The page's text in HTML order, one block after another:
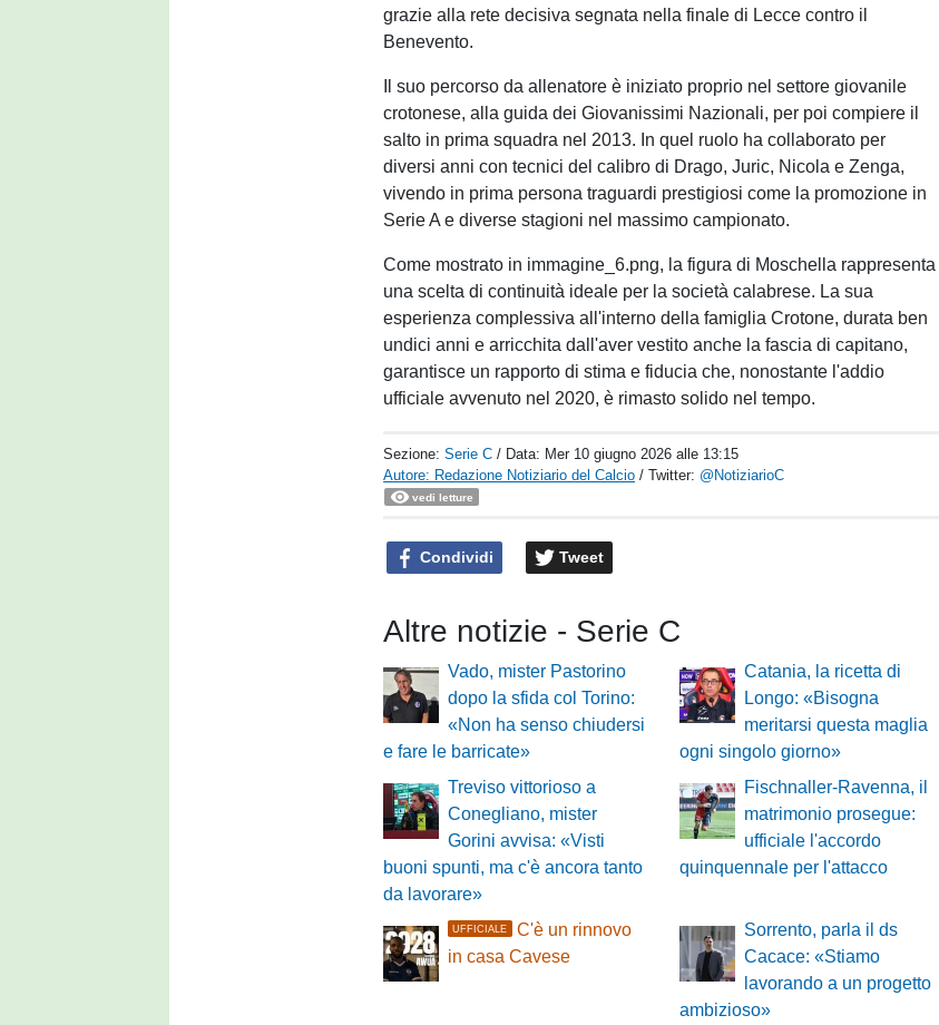
grazie alla rete decisiva segnata nella finale di Lecce contro il
Benevento.
Il suo percorso da allenatore è iniziato proprio nel settore giovanile
crotonese, alla guida dei Giovanissimi Nazionali, per poi compiere il
salto in prima squadra nel 2013. In quel ruolo ha collaborato per
diversi anni con tecnici del calibro di Drago, Juric, Nicola e Zenga,
vivendo in prima persona traguardi prestigiosi come la promozione in
Serie A e diverse stagioni nel massimo campionato.
Come mostrato in immagine_6.png, la figura di Moschella rappresenta
una scelta di continuità ideale per la società calabrese. La sua
esperienza complessiva all'interno della famiglia Crotone, durata ben
undici anni e arricchita dall'aver vestito anche la fascia di capitano,
garantisce un rapporto di stima e fiducia che, nonostante l'addio
ufficiale avvenuto nel 2020, è rimasto solido nel tempo.
Sezione:Serie C / Data: Mer 10 giugno 2026 alle 13:15
Autore: Redazione Notiziario del Calcio / Twitter: @NotiziarioC
vedi letture
Condividi Tweet
Altre notizie - Serie C
Vado, mister Pastorino
dopo la sfida col Torino:
«Non ha senso chiudersi
e fare le barricate»
Catania, la ricetta di
Longo: «Bisogna
meritarsi questa maglia
ogni singolo giorno»
Treviso vittorioso a
Conegliano, mister
Gorini avvisa: «Visti
buoni spunti, ma c'è ancora tanto
da lavorare»
Fischnaller-Ravenna, il
matrimonio prosegue:
ufficiale l'accordo
quinquennale per l'attacco
UFFICIALE
C'è un rinnovo
in casa Cavese
Sorrento, parla il ds
Cacace: «Stiamo
lavorando a un progetto
ambizioso»